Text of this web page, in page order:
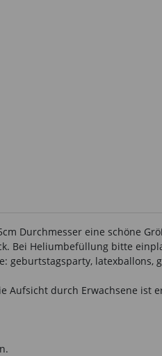
Durchmesser eine schöne
Bei Heliumbefüllung bitte
geburtstagsparty, latexballons,
durch Erwachsene